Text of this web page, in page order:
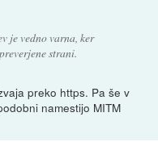
je vedno varna, ker
strani.
preko https. Pa še v
namestijo MITM